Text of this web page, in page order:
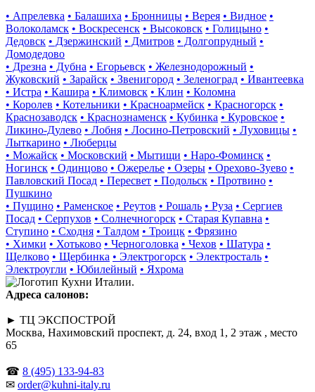
• Апрелевка • Балашиха • Бронницы • Верея • Видное •
Волоколамск • Воскресенск • Высоковск • Голицыно •
Дедовск • Дзержинский • Дмитров • Долгопрудный •
Домодедово
• Дрезна • Дубна • Егорьевск • Железнодорожный •
Жуковский • Зарайск • Звенигород • Зеленоград • Ивантеевка
• Истра • Кашира • Климовск • Клин • Коломна
• Королев • Котельники • Красноармейск • Красногорск •
Краснозаводск • Краснознаменск • Кубинка • Куровское •
Ликино-Дулево • Лобня • Лосино-Петровский • Луховицы •
Лыткарино • Люберцы
• Можайск • Московский • Мытищи • Наро-Фоминск •
Ногинск • Одинцово • Ожерелье • Озеры • Орехово-Зуево •
Павловский Посад • Пересвет • Подольск • Протвино •
Пушкино
• Пущино • Раменское • Реутов • Рошаль • Руза • Сергиев
Посад • Серпухов • Солнечногорск • Старая Купавна •
Ступино • Сходня • Талдом • Троицк • Фрязино
• Химки • Хотьково • Черноголовка • Чехов • Шатура •
Щелково • Щербинка • Электрогорск • Электросталь •
Электроугли • Юбилейный • Яхрома
Адреса салонов:
► ТЦ ЭКСПОСТРОЙ
Москва, Нахимовский проспект, д. 24, вход 1, 2 этаж , место
65
☎ 8 (495) 133-94-83
✉ order@kuhni-italy.ru